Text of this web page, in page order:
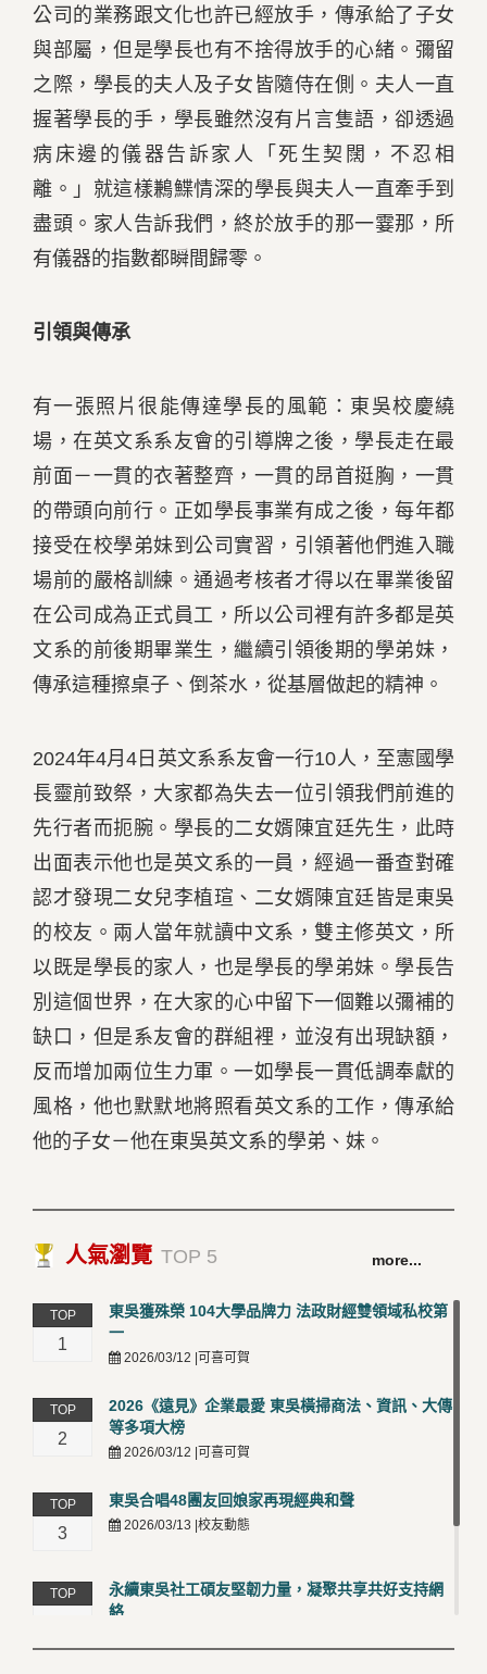
公司的業務跟文化也許已經放手，傳承給了子女
與部屬，但是學長也有不捨得放手的心緒。彌留
之際，學長的夫人及子女皆隨侍在側。夫人一直
握著學長的手，學長雖然沒有片言隻語，卻透過
病床邊的儀器告訴家人「死生契闊，不忍相
離。」就這樣鶼鰈情深的學長與夫人一直牽手到
盡頭。家人告訴我們，終於放手的那一霎那，所
有儀器的指數都瞬間歸零。
引領與傳承
有一張照片很能傳達學長的風範：東吳校慶繞
場，在英文系系友會的引導牌之後，學長走在最
前面－一貫的衣著整齊，一貫的昂首挺胸，一貫
的帶頭向前行。正如學長事業有成之後，每年都
接受在校學弟妹到公司實習，引領著他們進入職
場前的嚴格訓練。通過考核者才得以在畢業後留
在公司成為正式員工，所以公司裡有許多都是英
文系的前後期畢業生，繼續引領後期的學弟妹，
傳承這種擦桌子、倒茶水，從基層做起的精神。
2024年4月4日英文系系友會一行10人，至憲國學
長靈前致祭，大家都為失去一位引領我們前進的
先行者而扼腕。學長的二女婿陳宜廷先生，此時
出面表示他也是英文系的一員，經過一番查對確
認才發現二女兒李植瑄、二女婿陳宜廷皆是東吳
的校友。兩人當年就讀中文系，雙主修英文，所
以既是學長的家人，也是學長的學弟妹。學長告
別這個世界，在大家的心中留下一個難以彌補的
缺口，但是系友會的群組裡，並沒有出現缺額，
反而增加兩位生力軍。一如學長一貫低調奉獻的
風格，他也默默地將照看英文系的工作，傳承給
他的子女－他在東吳英文系的學弟、妹。
人氣瀏覽 TOP 5 more...
TOP
1
東吳獲殊榮 104大學品牌力 法政財經雙領域私校第
一
2026/03/12 |可喜可賀
TOP
2
2026《遠見》企業最愛 東吳橫掃商法、資訊、大傳
等多項大榜
2026/03/12 |可喜可賀
TOP
3
東吳合唱48團友回娘家再現經典和聲
2026/03/13 |校友動態
TOP
永續東吳社工碩友堅韌力量，凝聚共享共好支持網
絡